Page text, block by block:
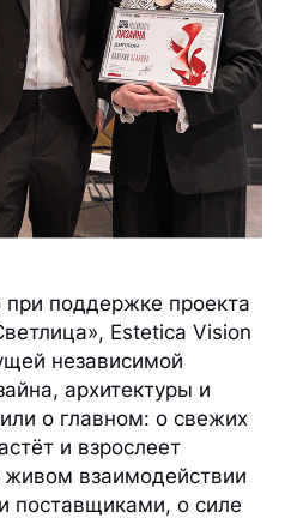
поддержке проекта
Estetica Vision
независимой
архитектуры и
о главном: о свежих
и взрослеет
живом взаимодействии
поставщиками, о силе